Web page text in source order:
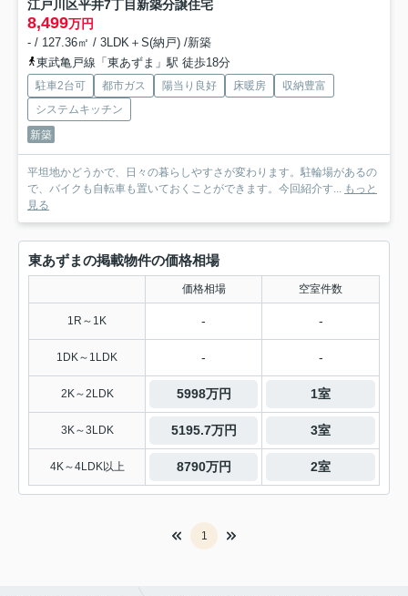
江戸川区平井7丁目新築分譲住宅
8,499万円
- / 127.36㎡ / 3LDK＋S(納戸) /新築
東武亀戸線「東あずま」駅 徒歩18分
駐車2台可 都市ガス 陽当り良好 床暖房
収納豊富
システムキッチン
新築
平坦地かどうかで、日々の暮らしやすさが変わります。駐輪場があるの
で、バイクも自転車も置いておくことができます。今回紹介す... もっと
見る
東あずまの掲載物件の価格相場
価格相場 空室件数
1R～1K - -
1DK～1LDK - -
2K～2LDK 5998万円 1室
3K～3LDK 5195.7万円 3室
4K～4LDK以上 8790万円 2室
1